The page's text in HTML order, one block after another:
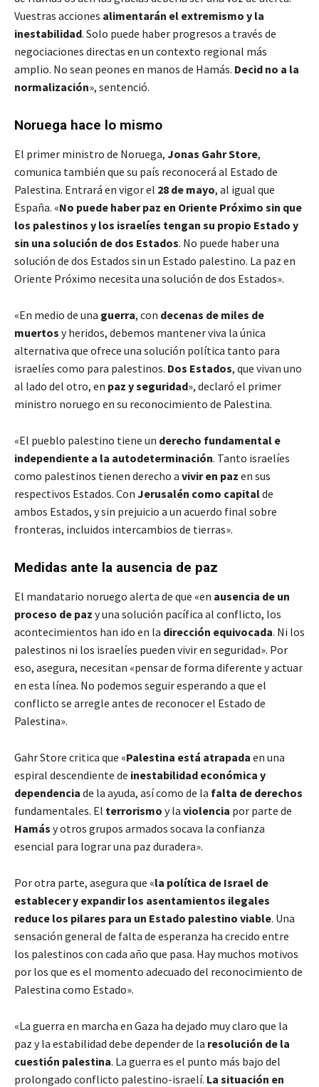
Vuestras acciones alimentarán el extremismo y la
inestabilidad. Solo puede haber progresos a través de
negociaciones directas en un contexto regional más
amplio. No sean peones en manos de Hamás. Decid no a la
normalización», sentenció.
Noruega hace lo mismo
El primer ministro de Noruega, Jonas Gahr Store,
comunica también que su país reconocerá al Estado de
Palestina. Entrará en vigor el 28 de mayo, al igual que
España. «No puede haber paz en Oriente Próximo sin que
los palestinos y los israelíes tengan su propio Estado y
sin una solución de dos Estados. No puede haber una
solución de dos Estados sin un Estado palestino. La paz en
Oriente Próximo necesita una solución de dos Estados».
«En medio de una guerra, con decenas de miles de
muertos y heridos, debemos mantener viva la única
alternativa que ofrece una solución política tanto para
israelíes como para palestinos. Dos Estados, que vivan uno
al lado del otro, en paz y seguridad», declaró el primer
ministro noruego en su reconocimiento de Palestina.
«El pueblo palestino tiene un derecho fundamental e
independiente a la autodeterminación. Tanto israelíes
como palestinos tienen derecho a vivir en paz en sus
respectivos Estados. Con Jerusalén como capitalde
ambos Estados, y sin prejuicio a un acuerdo final sobre
fronteras, incluidos intercambios de tierras».
Medidas ante la ausencia de paz
El mandatario noruego alerta de que «en ausencia de un
proceso de paz y una solución pacífica al conflicto, los
acontecimientos han ido en la dirección equivocada. Ni los
palestinos ni los israelíes pueden vivir en seguridad». Por
eso, asegura, necesitan «pensar de forma diferente y actuar
en esta línea. No podemos seguir esperando a que el
conflicto se arregle antes de reconocer el Estado de
Palestina».
Gahr Store critica que «Palestina está atrapada en una
espiral descendiente de inestabilidad económica y
dependencia de la ayuda, así como de la falta de derechos
fundamentales. El terrorismo y la violencia por parte de
Hamás y otros grupos armados socava la confianza
esencial para lograr una paz duradera».
Por otra parte, asegura que «la política de Israel de
establecer y expandir los asentamientos ilegales
reduce los pilares para un Estado palestino viable. Una
sensación general de falta de esperanza ha crecido entre
los palestinos con cada año que pasa. Hay muchos motivos
por los que es el momento adecuado del reconocimiento de
Palestina como Estado».
«La guerra en marcha en Gaza ha dejado muy claro que la
paz y la estabilidad debe depender de la resolución de la
cuestión palestina. La guerra es el punto más bajo del
prolongado conflicto palestino-israelí. La situación en